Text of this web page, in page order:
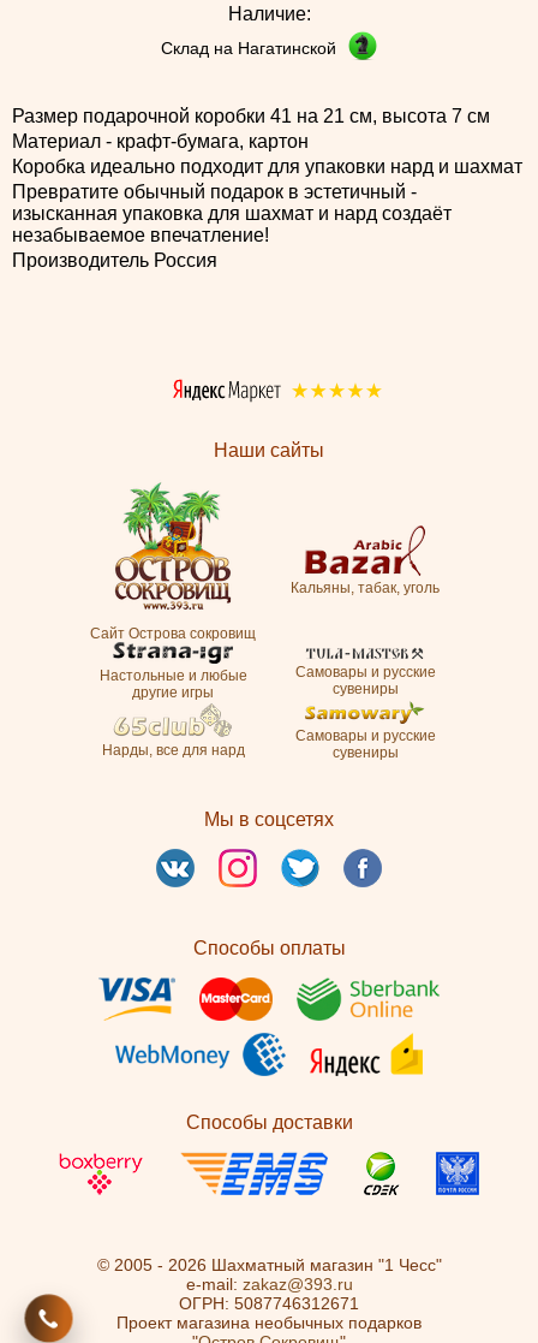
Наличие:
Склад на Нагатинской
Размер подарочной коробки 41 на 21 см, высота 7 см
Материал - крафт-бумага, картон
Коробка идеально подходит для упаковки нард и шахмат
Превратите обычный подарок в эстетичный -
изысканная упаковка для шахмат и нард создаёт
незабываемое впечатление!
Производитель Россия
Наши сайты
Сайт Острова сокровищ
Кальяны, табак, уголь
Настольные и любые
другие игры
Самовары и русские
сувениры
Нарды, все для нард
Самовары и русские
сувениры
Мы в соцсетях
Способы оплаты
Способы доставки
© 2005 - 2026 Шахматный магазин "1 Чесс"
e-mail: zakaz@393.ru
ОГРН: 5087746312671
Проект магазина необычных подарков